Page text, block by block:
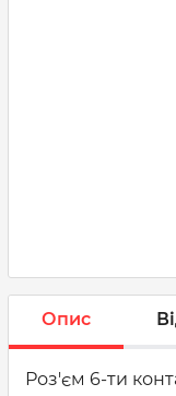
Опис
Роз'єм 6-ти